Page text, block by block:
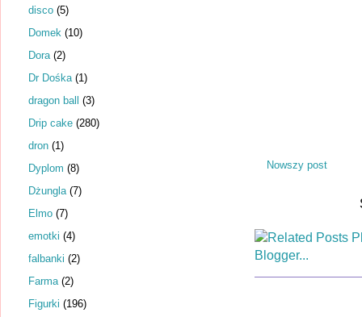
Nowszy post
disco (5)
Domek (10)
Dora (2)
Dr Dośka (1)
dragon ball (3)
Drip cake (280)
dron (1)
Dyplom (8)
Dżungla (7)
Elmo (7)
emotki (4)
falbanki (2)
Farma (2)
Figurki (196)